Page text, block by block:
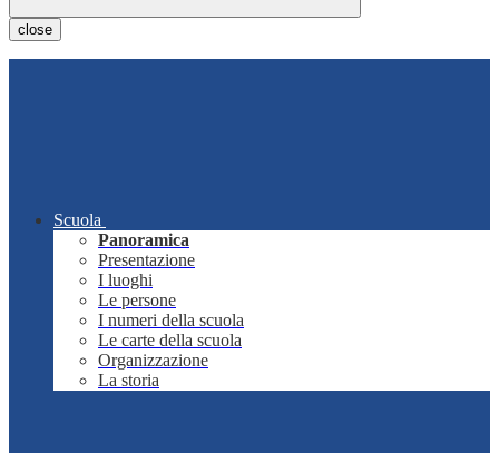
close
Scuola
Panoramica
Presentazione
I luoghi
Le persone
I numeri della scuola
Le carte della scuola
Organizzazione
La storia